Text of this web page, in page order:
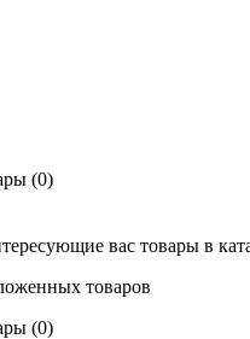
(0)
вас товары в
товаров
(0)